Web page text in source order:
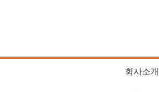
회사소개